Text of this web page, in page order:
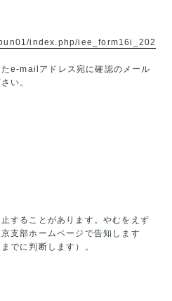
index.php/iee_form16i_202
e-mailアドレス宛に確認のメール
い。
することがあります。やむをえず
支部ホームページで告知します
でに判断します）。